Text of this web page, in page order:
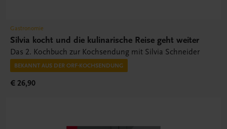
Gastronomie
Silvia kocht und die kulinarische Reise geht weiter
Das 2. Kochbuch zur Kochsendung mit Silvia Schneider
BEKANNT AUS DER ORF-KOCHSENDUNG
€ 26,90